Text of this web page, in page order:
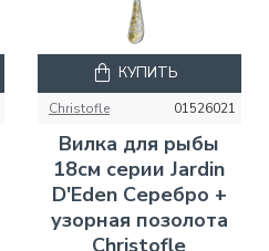
Christofle 01526021
Вилка для рыбы
18см серии Jardin
D'Eden Серебро +
узорная позолота
Christofle
КУПИТЬ